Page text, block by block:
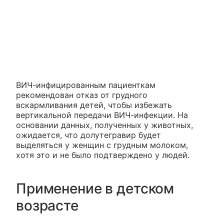
ВИЧ-инфицированным пациенткам
рекомендован отказ от грудного
вскармливания детей, чтобы избежать
вертикальной передачи ВИЧ-инфекции. На
основании данных, полученных у животных,
ожидается, что долутегравир будет
выделяться у женщин с грудным молоком,
хотя это и не было подтверждено у людей.
Применение в детском
возрасте